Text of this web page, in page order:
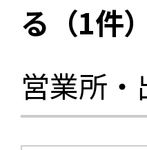
る（1件）
営業所